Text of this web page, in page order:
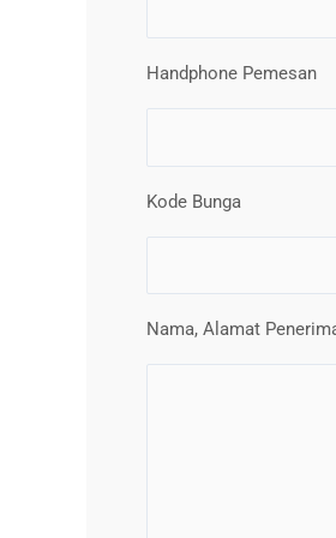
Handphone Pemesan
Kode Bunga
Nama, Alamat